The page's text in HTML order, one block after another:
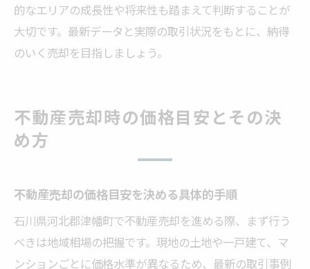
的なエリアの成長性や将来性も踏まえて判断することが
大切です。最新データと実際の取引状況をもとに、納得
のいく売却を目指しましょう。
不動産売却時の価格目安とその決
め方
不動産売却の価格目安を決める具体的手順
石川県河北郡津幡町で不動産売却を進める際、まず行う
べきは地域相場の把握です。現地の土地や一戸建て、マ
ンションごとに価格水準が異なるため、最新の取引事例